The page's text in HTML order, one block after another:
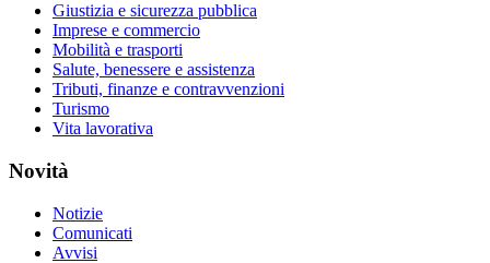
Giustizia e sicurezza pubblica
Imprese e commercio
Mobilità e trasporti
Salute, benessere e assistenza
Tributi, finanze e contravvenzioni
Turismo
Vita lavorativa
Novità
Notizie
Comunicati
Avvisi